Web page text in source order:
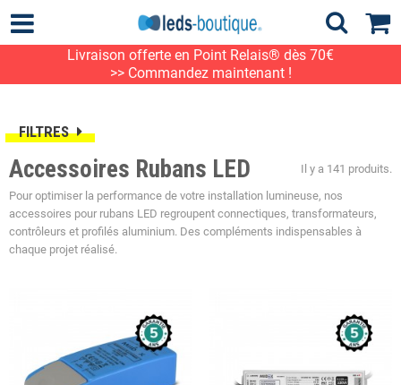
Livraison offerte en Point Relais® dès 70€
>> Commandez maintenant !
FILTRES
Il y a 141 produits.
Accessoires Rubans LED
Pour optimiser la performance de votre installation lumineuse, nos
accessoires pour rubans LED regroupent connectiques, transformateurs,
contrôleurs et profilés aluminium. Des compléments indispensables à
chaque projet réalisé.